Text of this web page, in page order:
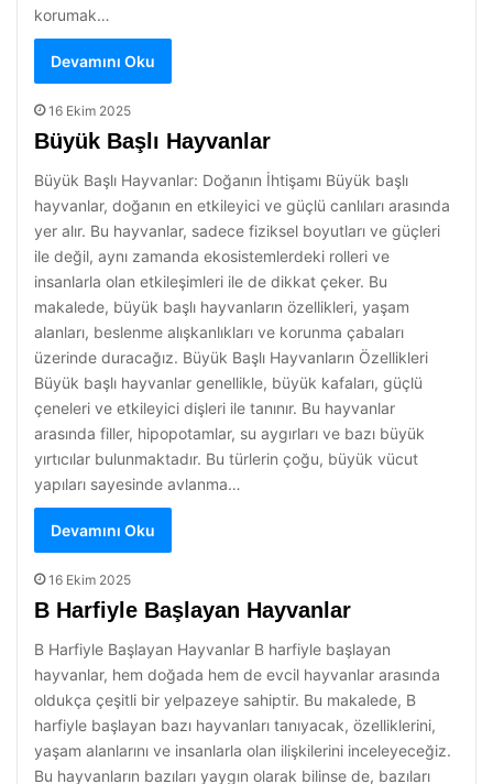
korumak…
Devamını Oku
16 Ekim 2025
Büyük Başlı Hayvanlar
Büyük Başlı Hayvanlar: Doğanın İhtişamı Büyük başlı
hayvanlar, doğanın en etkileyici ve güçlü canlıları arasında
yer alır. Bu hayvanlar, sadece fiziksel boyutları ve güçleri
ile değil, aynı zamanda ekosistemlerdeki rolleri ve
insanlarla olan etkileşimleri ile de dikkat çeker. Bu
makalede, büyük başlı hayvanların özellikleri, yaşam
alanları, beslenme alışkanlıkları ve korunma çabaları
üzerinde duracağız. Büyük Başlı Hayvanların Özellikleri
Büyük başlı hayvanlar genellikle, büyük kafaları, güçlü
çeneleri ve etkileyici dişleri ile tanınır. Bu hayvanlar
arasında filler, hipopotamlar, su aygırları ve bazı büyük
yırtıcılar bulunmaktadır. Bu türlerin çoğu, büyük vücut
yapıları sayesinde avlanma…
Devamını Oku
16 Ekim 2025
B Harfiyle Başlayan Hayvanlar
B Harfiyle Başlayan Hayvanlar B harfiyle başlayan
hayvanlar, hem doğada hem de evcil hayvanlar arasında
oldukça çeşitli bir yelpazeye sahiptir. Bu makalede, B
harfiyle başlayan bazı hayvanları tanıyacak, özelliklerini,
yaşam alanlarını ve insanlarla olan ilişkilerini inceleyeceğiz.
Bu hayvanların bazıları yaygın olarak bilinse de, bazıları